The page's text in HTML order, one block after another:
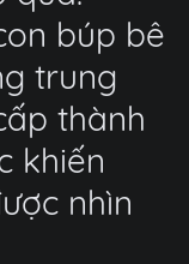
búp bê
trung
thành
khiến
nhìn